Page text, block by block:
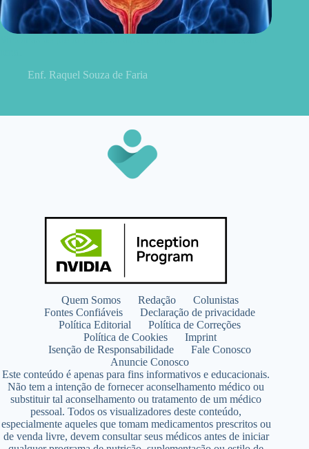
Enf. Raquel Souza de Faria
Quem Somos Redação
Colunistas
Fontes Confiáveis
Declaração de privacidade
Política Editorial
Política de Correções
Política de Cookies
Imprint
Isenção de Responsabilidade
Fale Conosco
Anuncie Conosco
Este conteúdo é apenas para fins informativos e educacionais.
Não tem a intenção de fornecer aconselhamento médico ou
substituir tal aconselhamento ou tratamento de um médico
pessoal. Todos os visualizadores deste conteúdo,
especialmente aqueles que tomam medicamentos prescritos ou
de venda livre, devem consultar seus médicos antes de iniciar